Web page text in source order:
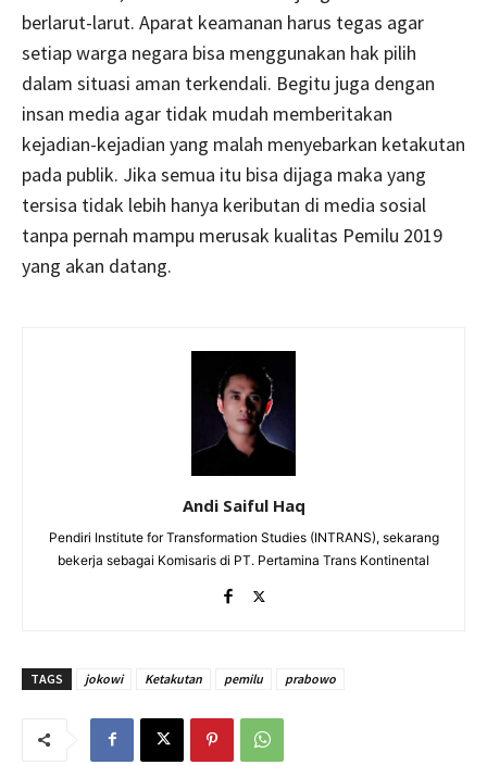
berlarut-larut. Aparat keamanan harus tegas agar
setiap warga negara bisa menggunakan hak pilih
dalam situasi aman terkendali. Begitu juga dengan
insan media agar tidak mudah memberitakan
kejadian-kejadian yang malah menyebarkan ketakutan
pada publik. Jika semua itu bisa dijaga maka yang
tersisa tidak lebih hanya keributan di media sosial
tanpa pernah mampu merusak kualitas Pemilu 2019
yang akan datang.
Andi Saiful Haq
Pendiri Institute for Transformation Studies (INTRANS), sekarang
bekerja sebagai Komisaris di PT. Pertamina Trans Kontinental
TAGS jokowi Ketakutan pemilu prabowo